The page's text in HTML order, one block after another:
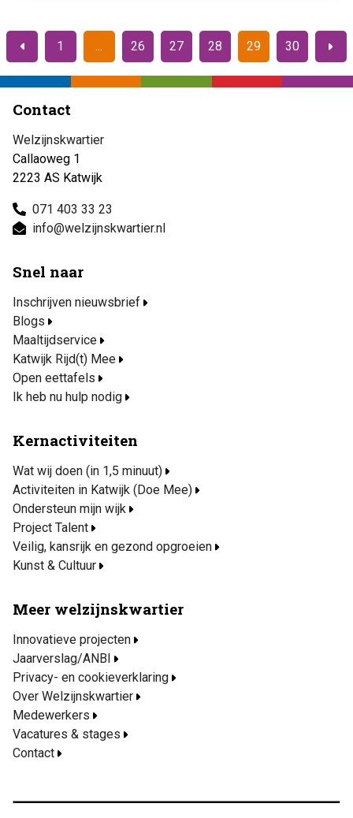
1 26 27 28 29
30
Contact
Welzijnskwartier
Callaoweg 1
2223 AS Katwijk
071 403 33 23
info@welzijnskwartier.nl
Snel naar
Inschrijven nieuwsbrief
Blogs
Maaltijdservice
Katwijk Rijd(t) Mee
Open eettafels
Ik heb nu hulp nodig
Kernactiviteiten
Wat wij doen (in 1,5 minuut)
Activiteiten in Katwijk (Doe Mee)
Ondersteun mijn wijk
Project Talent
Veilig, kansrijk en gezond opgroeien
Kunst & Cultuur
Meer welzijnskwartier
Innovatieve projecten
Jaarverslag/ANBI
Privacy- en cookieverklaring
Over Welzijnskwartier
Medewerkers
Vacatures & stages
Contact